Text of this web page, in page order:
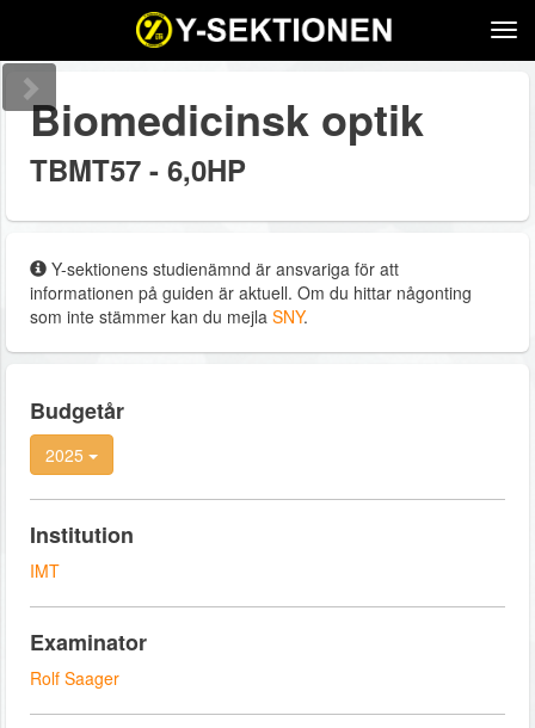
Biomedicinsk optik
TBMT57 - 6,0HP
Y-sektionens studienämnd är ansvariga för att
informationen på guiden är aktuell. Om du hittar någonting
som inte stämmer kan du mejla SNY.
Budgetår
2025
Institution
IMT
Examinator
Rolf Saager